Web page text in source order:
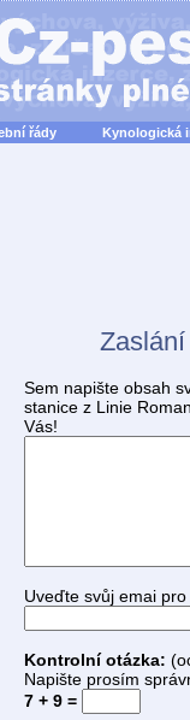
řády Kynologická
Sem napište obsah
stanice z Linie
Vás!
Uveďte svůj emai
Kontrolní otázka:
Napište prosím
7 + 9 =